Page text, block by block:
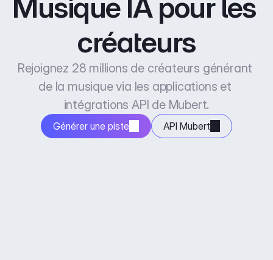
créateurs
Rejoignez 28 millions de créateurs générant
de la musique via les applications et
intégrations API de Mubert.
Générer une piste API Mubert